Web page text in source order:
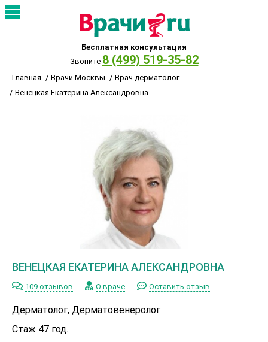
Бесплатная консультация
Звоните 8 (499) 519-35-82
Главная Врачи Москвы
Врач дерматолог
Венецкая Екатерина Александровна
ВЕНЕЦКАЯ ЕКАТЕРИНА АЛЕКСАНДРОВНА
109 отзывов О враче Оставить отзыв
Дерматолог, Дерматовенеролог
Стаж 47 год.